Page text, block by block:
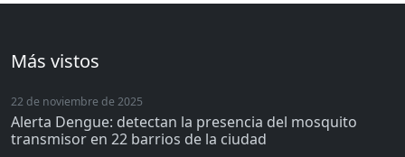
Más vistos
22 de noviembre de 2025
Alerta Dengue: detectan la presencia del mosquito
transmisor en 22 barrios de la ciudad